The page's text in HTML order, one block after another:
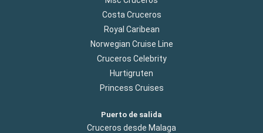
Costa Cruceros
Royal Caribean
Norwegian Cruise Line
Cruceros Celebrity
Hurtigruten
Princess Cruises
Puerto de salida
Cruceros desde Malaga